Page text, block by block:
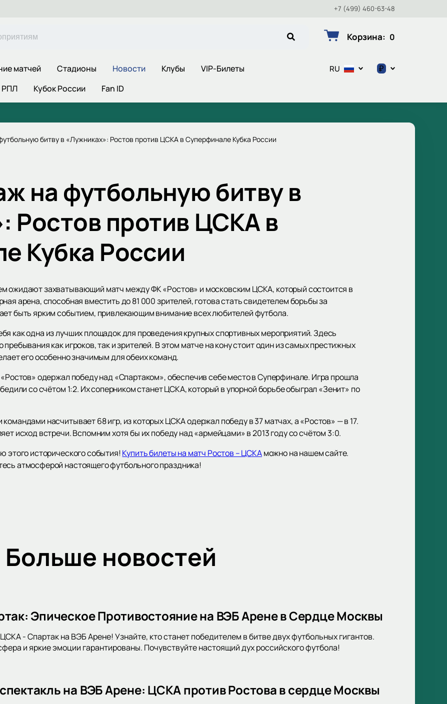
+7 (499) 460-63-48
Корзина: 0
матчей Стадионы Новости Клубы
VIP-Билеты
РПЛ Кубок России Fan ID
RU ₽
битву в «Лужниках»: Ростов против ЦСКА в Суперфинале Кубка России
на футбольную битву в
Ростов против ЦСКА в
Кубка России
ожидают захватывающий матч между ФК «Ростов» и московским ЦСКА, который состоится в
арена, способная вместить до 81 000 зрителей, готова стать свидетелем борьбы за
быть ярким событием, привлекающим внимание всех любителей футбола.
как одна из лучших площадок для проведения крупных спортивных мероприятий. Здесь
как игроков, так и зрителей. В этом матче на кону стоит один из самых престижных
его особенно значимым для обеих команд.
одержал победу над «Спартаком», обеспечив себе место в Суперфинале. Игра прошла
со счётом 1:2. Их соперником станет ЦСКА, который в упорной борьбе обыграл «Зенит» по
насчитывает 68 игр, из которых ЦСКА одержал победу в 37 матчах, а «Ростов» — в 17.
исход встречи. Вспомним хотя бы их победу над «армейцами» в 2013 году со счётом 3:0.
этого исторического события! Купить билеты на матч Ростов – ЦСКАможно на нашем сайте.
атмосферой настоящего футбольного праздника!
Больше новостей
Эпическое Противостояние на ВЭБ Арене в Сердце Москвы
- Спартак на ВЭБ Арене! Узнайте, кто станет победителем в битве двух футбольных гигантов.
и яркие эмоции гарантированы. Почувствуйте настоящий дух российского футбола!
на ВЭБ Арене: ЦСКА против Ростова в сердце Москвы